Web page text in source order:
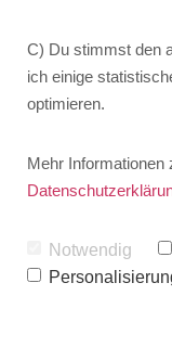
und ihren
C) Du stimmst den
ich einige
optimieren.
Mehr Informationen
Notwendig